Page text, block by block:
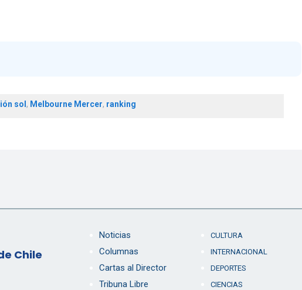
sol , Melbourne Mercer, ranking
Chile
Noticias
Columnas
Cartas al Director
Tribuna Libre
CULTURA
INTERNACIONAL
DEPORTES
CIENCIAS